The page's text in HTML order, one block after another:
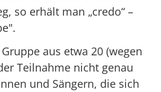
so erhält man „credo“ –
aus etwa 20 (wegen
Teilnahme nicht genau
und Sängern, die sich